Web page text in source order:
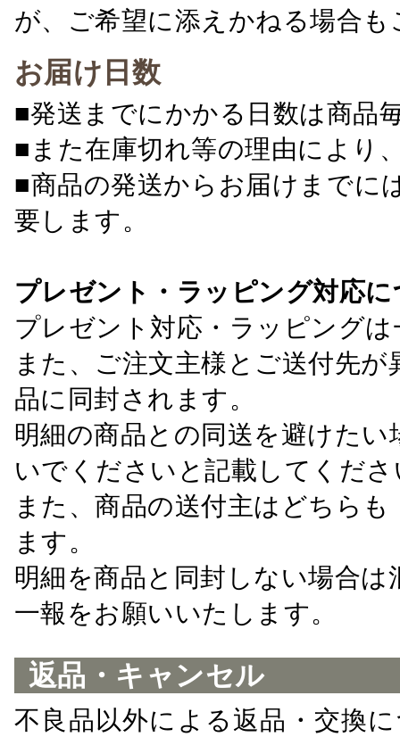
が、ご希望に添えかねる場合
お届け日数
■発送までにかかる日数は商品
■また在庫切れ等の理由により
■商品の発送からお届けまでに
要します。
プレゼント・ラッピング対応
プレゼント対応・ラッピング
また、ご注文主様とご送付先
品に同封されます。
明細の商品との同送を避けた
いでくださいと記載してくださ
また、商品の送付主はどちら
ます。
明細を商品と同封しない場合
一報をお願いいたします。
返品・キャンセル
不良品以外による返品・交換